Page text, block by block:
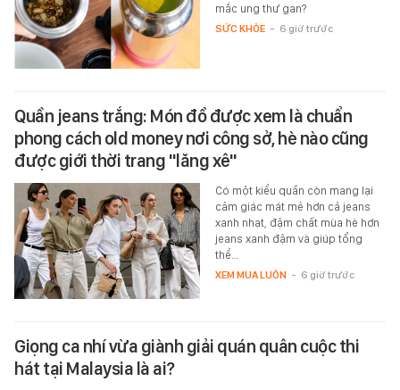
mắc ung thư gan?
SỨC KHỎE - 6 giờ trước
Quần jeans trắng: Món đồ được xem là chuẩn
phong cách old money nơi công sở, hè nào cũng
được giới thời trang "lăng xê"
Có một kiểu quần còn mang lại
cảm giác mát mẻ hơn cả jeans
xanh nhạt, đậm chất mùa hè hơn
jeans xanh đậm và giúp tổng
thể…
XEM MUA LUÔN - 6 giờ trước
Giọng ca nhí vừa giành giải quán quân cuộc thi
hát tại Malaysia là ai?